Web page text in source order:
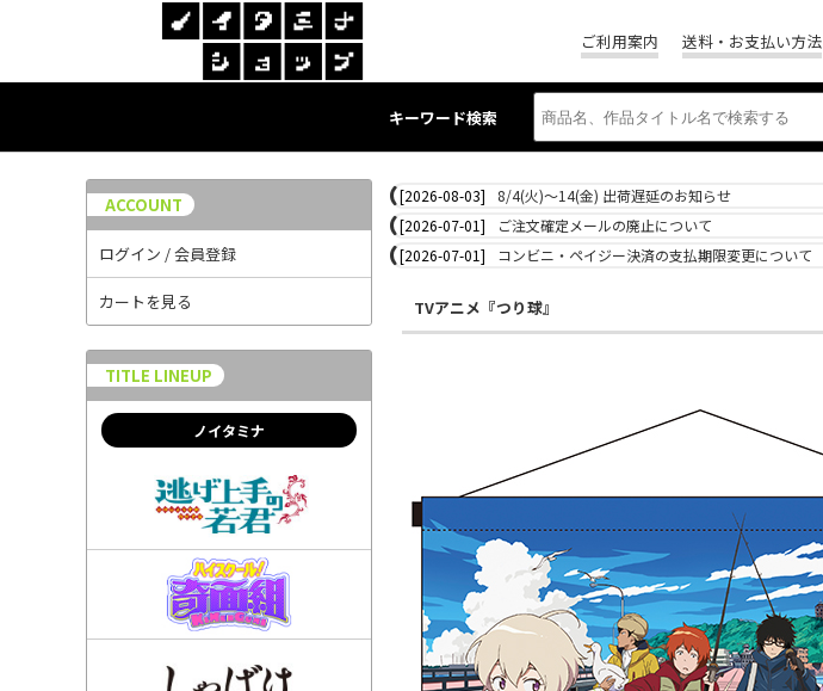
ご利用案内 送料・お支払い方法
キーワード検索
ACCOUNT
ログイン / 会員登録
カートを見る
TITLE LINEUP
ノイタミナ
[2026-08-03]
8/4(火)～14(金) 出荷遅延のお知らせ
[2026-07-01]
ご注文確定メールの廃止について
[2026-07-01]
コンビニ・ペイジー決済の支払期限変更について
TVアニメ『つり球』